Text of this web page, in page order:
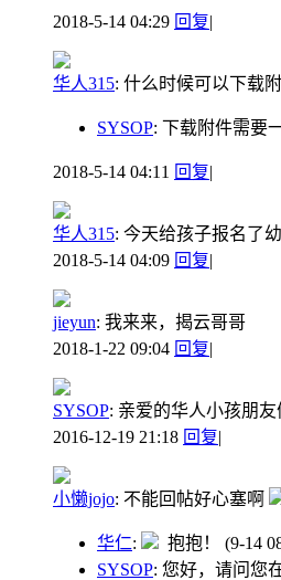
2018-5-14 04:29 回复|
华人315: 什么时候可以下载
SYSOP: 下载附件需要
2018-5-14 04:11 回复|
华人315: 今天给孩子报名了
2018-5-14 04:09 回复|
jieyun: 我来来，揭云哥哥
2018-1-22 09:04 回复|
SYSOP: 亲爱的华人小孩朋
2016-12-19 21:18 回复|
小懒jojo: 不能回帖好心塞啊
华仁: 抱抱！ (9-14
SYSOP: 您好，请问您